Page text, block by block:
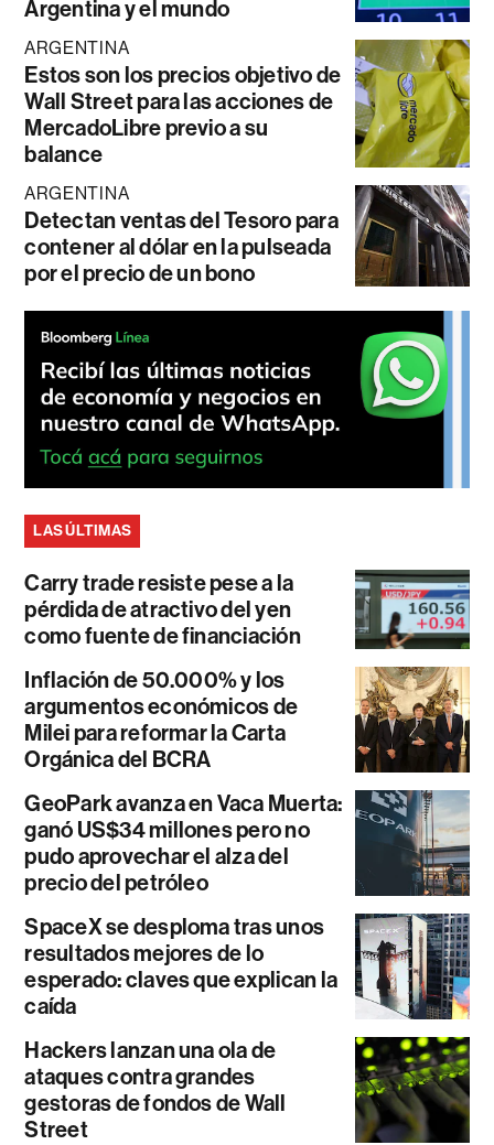
Argentina y el mundo
ARGENTINA
Estos son los precios objetivo de
Wall Street para las acciones de
MercadoLibre previo a su
balance
ARGENTINA
Detectan ventas del Tesoro para
contener al dólar en la pulseada
por el precio de un bono
LAS ÚLTIMAS
Carry trade resiste pese a la
pérdida de atractivo del yen
como fuente de financiación
Inflación de 50.000% y los
argumentos económicos de
Milei para reformar la Carta
Orgánica del BCRA
GeoPark avanza en Vaca Muerta:
ganó US$34 millones pero no
pudo aprovechar el alza del
precio del petróleo
SpaceX se desploma tras unos
resultados mejores de lo
esperado: claves que explican la
caída
Hackers lanzan una ola de
ataques contra grandes
gestoras de fondos de Wall
Street